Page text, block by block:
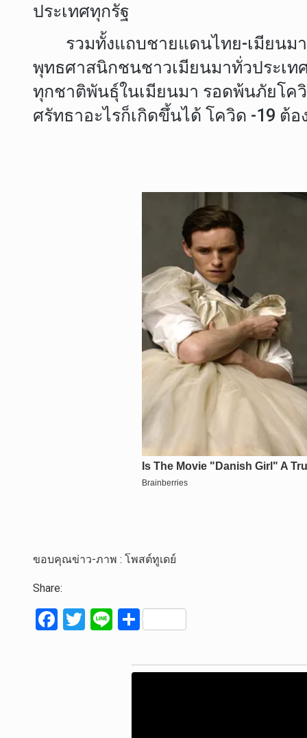
ประเทศทุกรัฐ
รวมทั้งแถบชายแดนไทย-เมียนมา
พุทธศาสนิกชนชาวเมียนมาทั่วประเท
ทุกชาติพันธุ์ในเมียนมา รอดพ้นภัยโค
ศรัทธาอะไรก็เกิดขึ้นได้ โควิด -19 ต้
ขอบคุณข่าว-ภาพ : โพสต์ทูเดย์
Share:
F
T
Li S
ar